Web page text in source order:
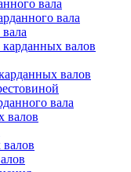
вала
вала
валов
валов
вала
валов